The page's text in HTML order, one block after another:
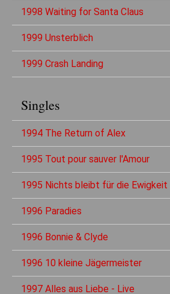
1998 Waiting for Santa Claus
1999 Unsterblich
1999 Crash Landing
Singles
1994 The Return of Alex
1995 Tout pour sauver l'Amour
1995 Nichts bleibt für die Ewigkeit
1996 Paradies
1996 Bonnie & Clyde
1996 10 kleine Jägermeister
1997 Alles aus Liebe - Live